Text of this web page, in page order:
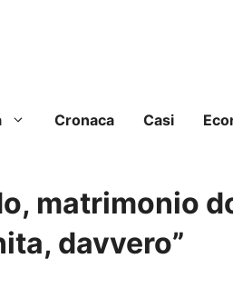
Cronaca Casi
matrimonio
davvero”